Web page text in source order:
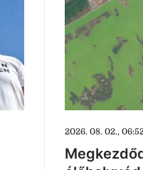
2026. 08. 02.,